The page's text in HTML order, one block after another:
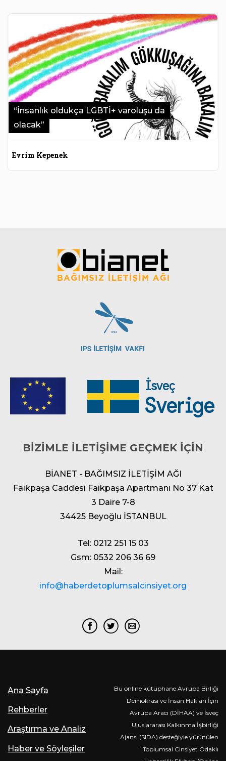
“İnsanlık oldukça LGBTİ+ varoluşu da
olacak”
Evrim Kepenek
BİZİMLE İLETİŞİME GEÇMEK İÇİN
BİANET - BAĞIMSIZ İLETİŞİM AĞI
Faikpaşa Caddesi Faikpaşa Apartmanı No 37 Kat
3 Daire 7-8
34425 Beyoğlu İSTANBUL
Tel: 0212 251 15 03
Gsm: 0532 206 36 69
Mail:
info@haberdetoplumsalcinsiyet.org
Ana Sayfa
Rehberler
Araştırma ve Analiz
Haber ve Söyleşiler
Bu online kütüphane Avrupa Birliği
Demokrasi ve İnsan Hakları İçin
Avrupa Aracı (DİHAA) ve İsveç
Uluslararası Kalkınma İşbirliği
Ajansı (SIDA) desteğiyle yürütülen
"Toplumsal Cinsiyet Odaklı